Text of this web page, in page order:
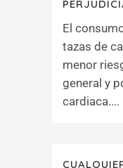
El
tazas de
menor
general y
cardiaca....